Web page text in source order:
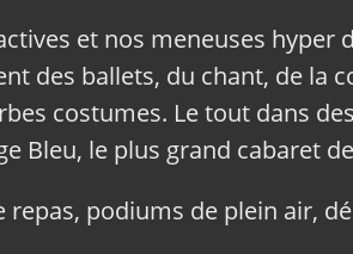
et nos meneuses hyper
des ballets, du chant, de la
costumes. Le tout dans
Bleu, le plus grand cabaret
repas, podiums de plein air,